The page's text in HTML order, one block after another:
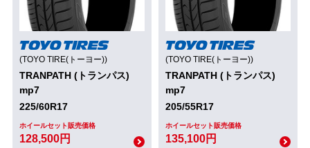
(TOYO TIRE(トーヨー))
TRANPATH (トランパス)
mp7
225/60R17
ホイールセット販売価格
128,500円
(TOYO TIRE(トーヨー))
TRANPATH (トランパス)
mp7
205/55R17
ホイールセット販売価格
135,100円